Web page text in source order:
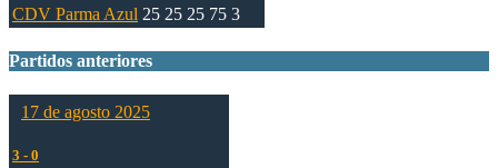
CDV Parma Azul 25 25 25 75 3
Partidos anteriores
17 de agosto 2025
3 - 0